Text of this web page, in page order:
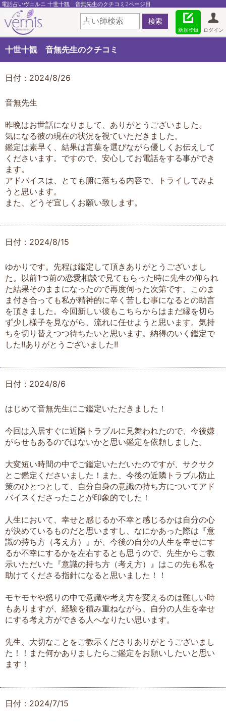
電話占いヴェルニ 十世十観 音無先生のクチコミ2ページ目
ログイン
新規登録
十世十観 音無先生のクチコミ
日付：2024/8/26
音無先生
昨晩はお世話になりまして、ありがとうございました。
気になる彼の現在の状況を視ていただきました。
鑑定は素早く、結果は言葉を選びながら優しくお伝えして
くださいます。ですので、安心してお電話をする事ができ
ます。
アドバイスは、とても腑に落ちる内容で、トライしてみよ
うと思います。
また、どうぞ宜しくお願い致します。
日付：2024/8/15
ゆかりです。先程は鑑定して頂きありがとうございまし
た。以前1つ前の恋愛相談で見てもらった時に先生の仰られ
た結果そのままになったので再度伺った次第です。このま
ま付き合っても私が精神的に辛く苦しむ事になるとの助言
を頂きました。今回新しい彼もこちらからはまだ縁を切ら
ず少し様子を見ながら、流れに任せようと思います。気持
ちを切り替えつつ待ちたいと思います。納得のいく鑑定で
した!!ありがとうございました!!
日付：2024/8/6
はじめて音無先生にご鑑定いただきました！
今回は入居すぐに近隣トラブルに見舞われたので、今後嫌
がらせもあるのではないかと思い鑑定を依頼しました。
大変短い時間の中でご鑑定いただいたのですが、サクサク
とご鑑定くださいました！また、今後の近隣トラブル防止
策のひとつとして、自分自身の意識の持ち方についてアド
バイスくださったことが印象的でした！
人生において、幸せと感じるか不幸と感じるかは自分の心
が決めているものだと思いますし、なにかあった際は『意
識の持ち方（考え方）』が、今後の自分の人生を幸せにす
るか不幸にするかを左右するとも思うので、先生からご教
示いただいた『意識の持ち方（考え方）』はこの先も私を
助けてくださる指針になると思いました！！
モヤモヤや怒りの中で意識や考え方を変えるのは難しい時
もありますが、経験を積み重ねながら、自分の人生を幸せ
にする考え方ができる人へなりたい思います。
先生、大切なことをご教示くださりありがとうございまし
た！！また何かありましたらご鑑定をお願いしたいと思い
ます！
日付：2024/7/15